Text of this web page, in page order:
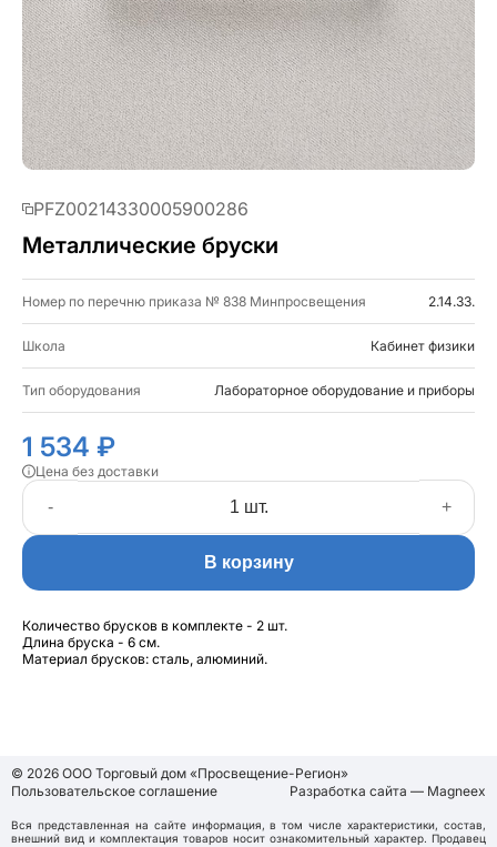
PFZ00214330005900286
Металлические бруски
Номер по перечню приказа № 838 Минпросвещения 2.14.33.
Школа Кабинет физики
Тип оборудования Лабораторное оборудование и приборы
1 534 ₽
Цена без доставки
- +
В корзину
Количество брусков в комплекте - 2 шт.
Длина бруска - 6 см.
Материал брусков: сталь, алюминий.
© 2026 ООО Торговый дом «Просвещение-Регион»
Пользовательское соглашение
Разработка сайта — Magneex
Вся представленная на сайте информация, в том числе характеристики, состав,
внешний вид и комплектация товаров носит ознакомительный характер. Продавец